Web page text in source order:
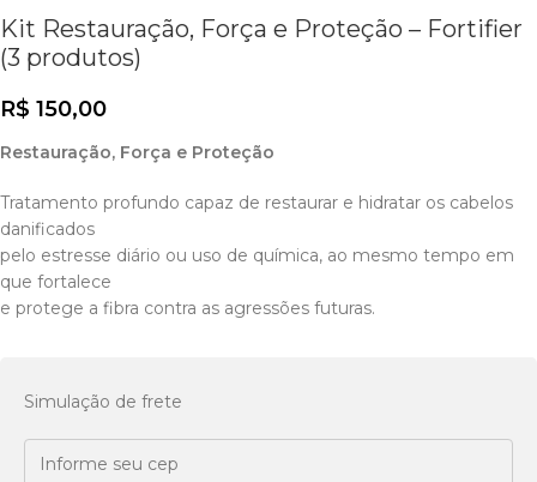
Kit Restauração, Força e Proteção – Fortifier
(3 produtos)
R$ 150,00
Restauração, Força e Proteção
Tratamento profundo capaz de restaurar e hidratar os cabelos
danificados
pelo estresse diário ou uso de química, ao mesmo tempo em
que fortalece
e protege a fibra contra as agressões futuras.
Simulação de frete